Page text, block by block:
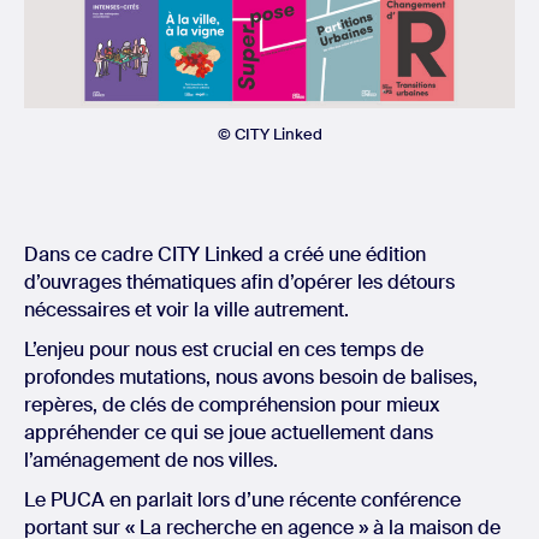
© CITY Linked
Dans ce cadre CITY Linked a créé une édition
d’ouvrages thématiques afin d’opérer les détours
nécessaires et voir la ville autrement.
L’enjeu pour nous est crucial en ces temps de
profondes mutations, nous avons besoin de balises,
repères, de clés de compréhension pour mieux
appréhender ce qui se joue actuellement dans
l’aménagement de nos villes.
Le PUCA en parlait lors d’une récente conférence
portant sur « La recherche en agence » à la maison de